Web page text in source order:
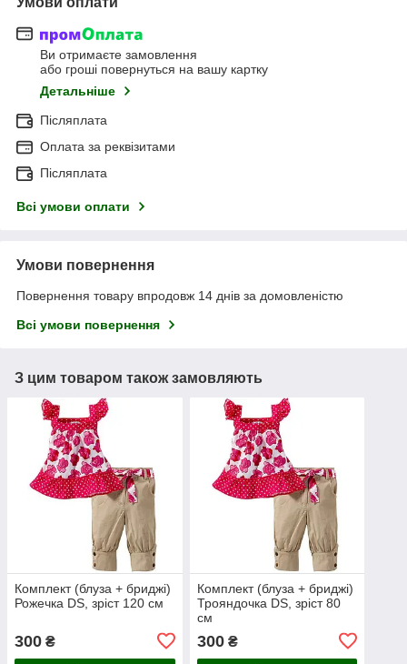
Ви отримаєте замовлення
або гроші повернуться на вашу картку
Детальніше
Післяплата
Оплата за реквізитами
Післяплата
Всі умови оплати
Умови повернення
Повернення товару впродовж 14 днів за домовленістю
Всі умови повернення
З цим товаром також замовляють
Комплект (блуза + бриджі)
Рожечка DS, зріст 120 см
300 ₴
Комплект (блуза + бриджі)
Трояндочка DS, зріст 80
см
300₴